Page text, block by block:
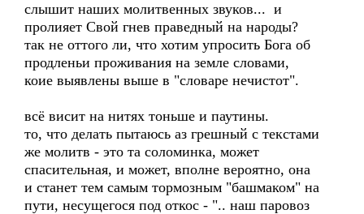
слышит наших молитвенных звуков... и
пролияет Свой гнев праведный на народы?
так не оттого ли, что хотим упросить Бога об
продленьи проживания на земле словами,
коие выявлены выше в "словаре нечистот".
всё висит на нитях тоньше и паутины.
то, что делать пытаюсь аз грешный с текстами
же молитв - это та соломинка, может
спасительная, и может, вполне вероятно, она
и станет тем самым тормозным "башмаком" на
пути, несущегося под откос - ".. наш паровоз